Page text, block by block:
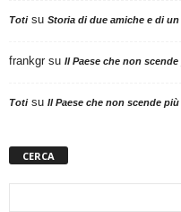
Totisu Storia di due amiche e di
frankgr su Il Paese che non
Totisu Il Paese che non scende
CERCA